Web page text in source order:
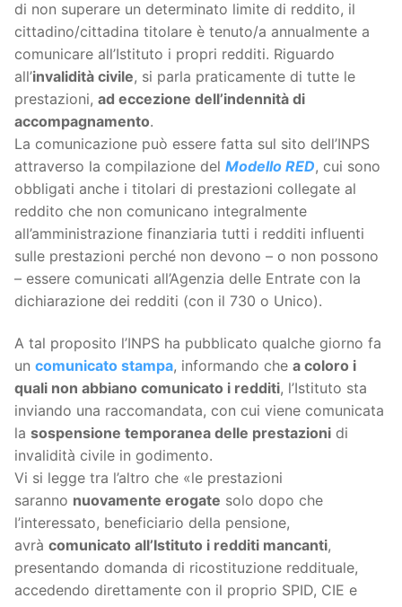
di non superare un determinato limite di reddito, il
cittadino/cittadina titolare è tenuto/a annualmente a
comunicare all’Istituto i propri redditi. Riguardo
all’invalidità civile, si parla praticamente di tutte le
prestazioni, ad eccezione dell’indennità di
accompagnamento.
La comunicazione può essere fatta sul sito dell’INPS
attraverso la compilazione del Modello RED, cui sono
obbligati anche i titolari di prestazioni collegate al
reddito che non comunicano integralmente
all’amministrazione finanziaria tutti i redditi influenti
sulle prestazioni perché non devono – o non possono
– essere comunicati all’Agenzia delle Entrate con la
dichiarazione dei redditi (con il 730 o Unico).
A tal proposito l’INPS ha pubblicato qualche giorno fa
un comunicato stampa, informando che a coloro i
quali non abbiano comunicato i redditi, l’Istituto sta
inviando una raccomandata, con cui viene comunicata
la sospensione temporanea delle prestazioni di
invalidità civile in godimento.
Vi si legge tra l’altro che «le prestazioni
saranno nuovamente erogate solo dopo che
l’interessato, beneficiario della pensione,
avrà comunicato all’Istituto i redditi mancanti,
presentando domanda di ricostituzione reddituale,
accedendo direttamente con il proprio SPID, CIE e